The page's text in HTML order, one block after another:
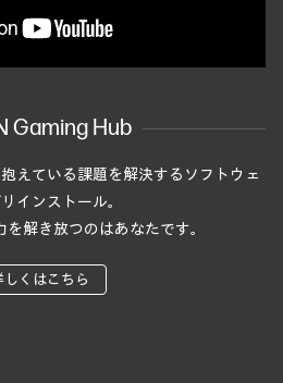
Gaming Hub
えている課題を解決するソフトウェ
インストール。
解き放つのはあなたです。
しくはこちら